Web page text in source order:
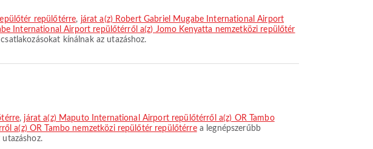
repülőtérre, járat a(z) Robert Gabriel Mugabe International Airport
International Airport repülőtérről a(z) Jomo Kenyatta nemzetközi repülőtér
kínálnak az utazáshoz.
, járat a(z) Maputo International Airport repülőtérről a(z) OR Tambo
a(z) OR Tambo nemzetközi repülőtér repülőtérrea legnépszerűbb